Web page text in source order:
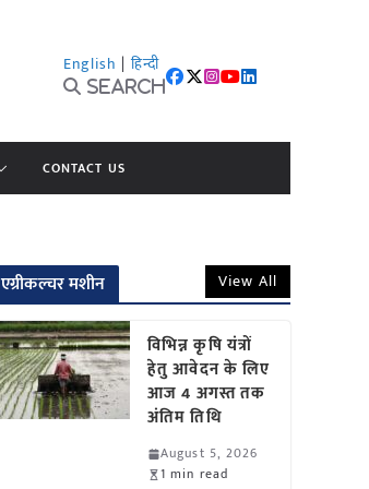
English | हिन्दी
Search
CONTACT US
एग्रीकल्चर मशीन View All
विभिन्न कृषि यंत्रों
हेतु आवेदन के लिए
आज 4 अगस्त तक
अंतिम तिथि
August 5, 2026
1 min read